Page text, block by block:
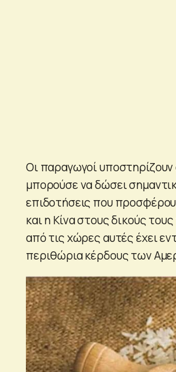
Οι παραγωγοί
μπορούσε να δώσει
επιδοτήσεις που
και η Κίνα στους δικούς
από τις χώρες αυτές έχει
περιθώρια κέρδους των